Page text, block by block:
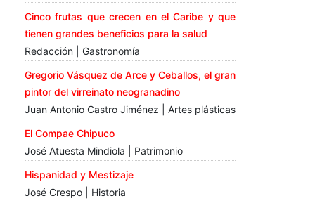
Cinco frutas que crecen en el Caribe y que
tienen grandes beneficios para la salud
Redacción | Gastronomía
Gregorio Vásquez de Arce y Ceballos, el gran
pintor del virreinato neogranadino
Juan Antonio Castro Jiménez | Artes plásticas
El Compae Chipuco
José Atuesta Mindiola | Patrimonio
Hispanidad y Mestizaje
José Crespo | Historia